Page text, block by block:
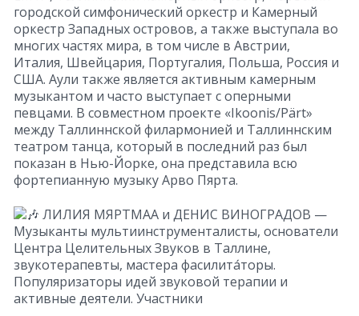
городской симфонический оркестр и Камерный
оркестр Западных островов, а также выступала во
многих частях мира, в том числе в Австрии,
Италия, Швейцария, Португалия, Польша, Россия и
США. Аули также является активным камерным
музыкантом и часто выступает с оперными
певцами. В совместном проекте «Ikoonis/Pärt»
между Таллиннской филармонией и Таллиннским
театром танца, который в последний раз был
показан в Нью-Йорке, она представила всю
фортепианную музыку Арво Пярта.
ЛИЛИЯ МЯРТМАА и ДЕНИС ВИНОГРАДОВ —
Музыканты мультиинструменталисты, основатели
Центра Целительных Звуков в Таллине,
звукотерапевты, мастера фасилита́торы.
Популяризаторы идей звуковой терапии и
активные деятели. Участники